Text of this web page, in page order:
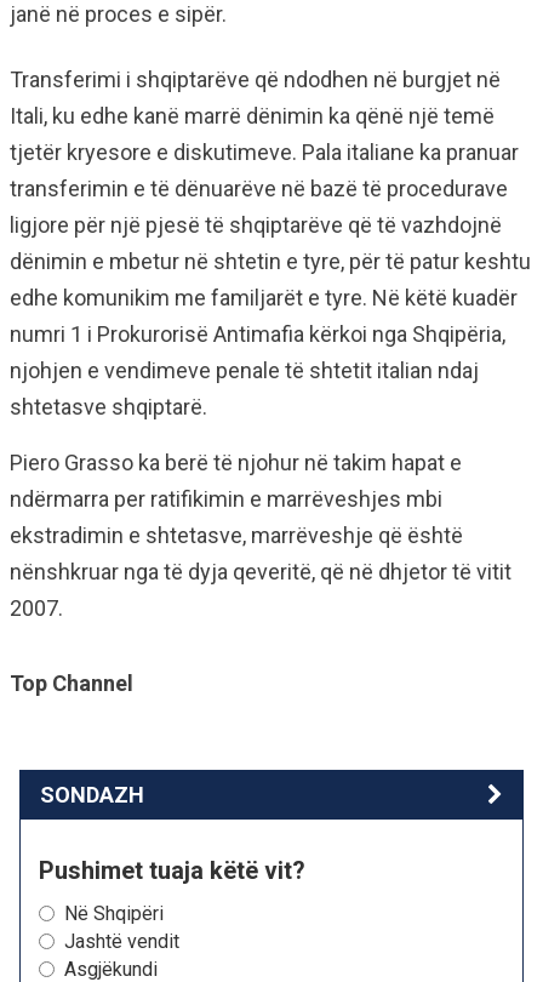
janë në proces e sipër.
Transferimi i shqiptarëve që ndodhen në burgjet në
Itali, ku edhe kanë marrë dënimin ka qënë një temë
tjetër kryesore e diskutimeve. Pala italiane ka pranuar
transferimin e të dënuarëve në bazë të procedurave
ligjore për një pjesë të shqiptarëve që të vazhdojnë
dënimin e mbetur në shtetin e tyre, për të patur keshtu
edhe komunikim me familjarët e tyre. Në këtë kuadër
numri 1 i Prokurorisë Antimafia kërkoi nga Shqipëria,
njohjen e vendimeve penale të shtetit italian ndaj
shtetasve shqiptarë.
Piero Grasso ka berë të njohur në takim hapat e
ndërmarra per ratifikimin e marrëveshjes mbi
ekstradimin e shtetasve, marrëveshje që është
nënshkruar nga të dyja qeveritë, që në dhjetor të vitit
2007.
Top Channel
SONDAZH
Pushimet tuaja këtë vit?
Në Shqipëri
Jashtë vendit
Asgjëkundi